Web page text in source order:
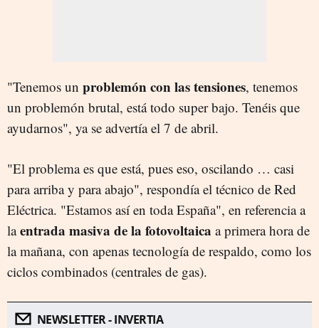
"Tenemos un problemón con las tensiones, tenemos
un problemón brutal, está todo super bajo. Tenéis que
ayudarnos", ya se advertía el 7 de abril.
"El problema es que está, pues eso, oscilando … casi
para arriba y para abajo", respondía el técnico de Red
Eléctrica. "Estamos así en toda España", en referencia a
laentrada masiva de la fotovoltaica a primera hora de
la mañana, con apenas tecnología de respaldo, como los
ciclos combinados (centrales de gas).
NEWSLETTER - INVERTIA